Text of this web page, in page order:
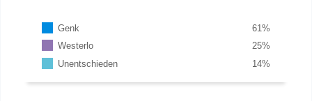
Genk %
61
Westerlo
%
25
Unentschieden
%
14